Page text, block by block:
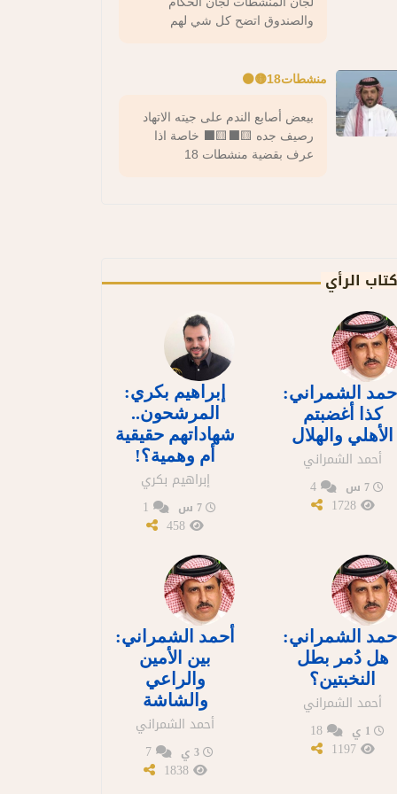
والصندوق اتضح كل شي لهم
منشطات18🟡⚫️
بيعض أصابع الندم على جيته الاتهاد
رصيف جده 🟨⬛️🟨⬛️ خاصة اذا
عرف بقضية منشطات 18
كتاب الرأي
الشمراني:
كذا أغضبتم
الأهلي والهلال
أحمد الشمراني
1728
إبراهيم بكري:
المرشحون..
شهاداتهم حقيقية
أم وهمية؟!
إبراهيم بكري
الشمراني:
هل دُمر بطل
النخبتين؟
أحمد الشمراني
18
1197
أحمد الشمراني:
بين الأمين
والراعي
والشاشة
أحمد الشمراني
1838